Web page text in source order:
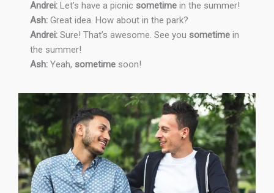
Andrei: Let’s have a picnic sometime in the summer!
Ash: Great idea. How about in the park?
Andrei: Sure! That’s awesome. See you sometime in
the summer!
Ash:Yeah, sometime soon!